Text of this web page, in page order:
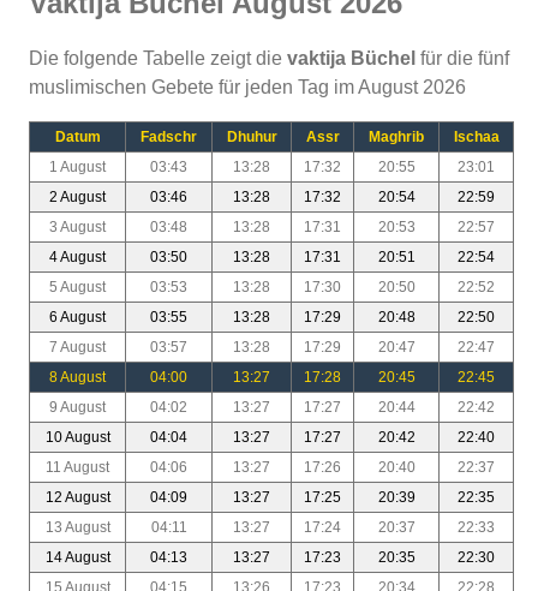
Die folgende Tabelle zeigt die vaktija Büchel für die fünf
muslimischen Gebete für jeden Tag im August 2026
Datum Fadschr Dhuhur Assr Maghrib
Ischaa
1 August
03:43 13:28 17:32 20:55
23:01
2 August
03:46 13:28 17:32 20:54
22:59
3 August
03:48 13:28 17:31 20:53
22:57
4 August
03:50 13:28 17:31 20:51
22:54
5 August
03:53 13:28 17:30 20:50
22:52
6 August
03:55 13:28 17:29 20:48
22:50
7 August
03:57 13:28 17:29 20:47
22:47
8 August
04:00 13:27 17:28 20:45
22:45
9 August
04:02 13:27 17:27 20:44
22:42
10 August
04:04 13:27 17:27 20:42
22:40
11 August
04:06 13:27 17:26 20:40
22:37
12 August
04:09 13:27 17:25 20:39
22:35
13 August
04:11 13:27 17:24 20:37
22:33
14 August
04:13 13:27 17:23 20:35
22:30
15 August
04:15 13:26 17:23 20:34 22:28